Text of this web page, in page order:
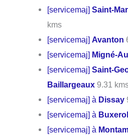
[servicemaj]Saint-
kms
[servicemaj]Avanton
[servicemaj] Migné-
[servicemaj]Saint-
Baillargeaux 9.31
[servicemaj] à Dissay
[servicemaj] à
[servicemaj] à